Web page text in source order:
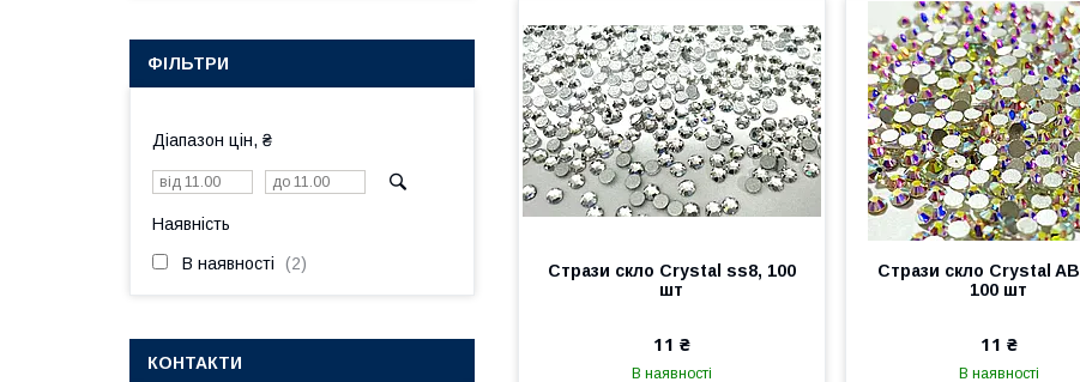
Стрази скло Crystal ss8, 100
шт
11 ₴
В наявності
Стрази скло Crystal
100 шт
11 ₴
В наявності
ФІЛЬТРИ
Діапазон цін, ₴
Наявність
В наявності 2
КОНТАКТИ